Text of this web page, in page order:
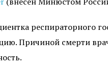
Причиной смерти